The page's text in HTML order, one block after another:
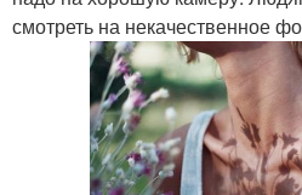
смотреть на некачественное